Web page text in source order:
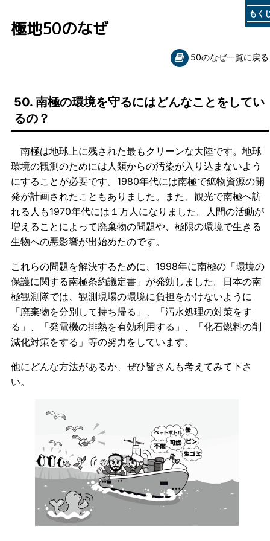
もく
極地50のなぜ
50のなぜ一覧に戻る
50. 南極の環境を守るにはどんなことをしてい
るの？
南極は地球上に残された最もクリーンな大陸です。地球
環境の観測のためには人類からの汚染が入り込まないよう
にすることが必要です。1980年代には南極で鉱物資源の開
発が計画されたこともありました。また、観光で南極へ訪
れる人も1970年代には１万人になりました。人間の活動が
増えることによって廃棄物の問題や、極限の環境で生きる
生物への悪影響が出始めたのです。
これらの問題を解決するために、1998年に南極の「環境の
保護に関する南極条約議定書」が発効しました。日本の南
極観測隊では、観測現場の環境に負担をかけないように
「廃棄物を分別して持ち帰る」、「汚水処理の対策をす
る」、「発電機の排熱を有効利用する」、「化石燃料の削
減化対策をする」等の努力をしています。
他にどんな方法があるか、ぜひ皆さんも考えてみて下さ
い。